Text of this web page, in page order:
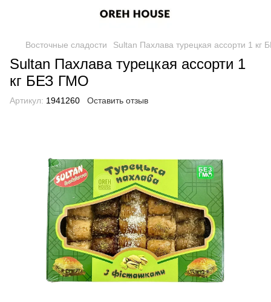
Восточные сладости Sultan Пахлава турецкая ассорти 1 кг
Sultan Пахлава турецкая ассорти 1
кг БЕЗ ГМО
Артикул: 1941260 Оставить отзыв